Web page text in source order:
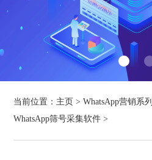
当前位置： 主页 >WhatsApp营销系列
WhatsApp筛号采集软件 >